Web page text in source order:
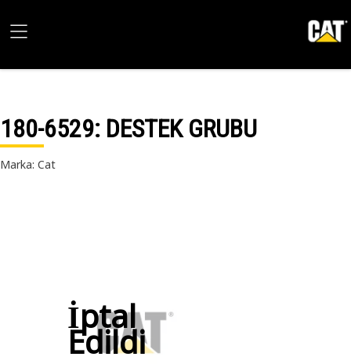
180-6529: DESTEK GRUBU
Marka: Cat
İptal
Edildi